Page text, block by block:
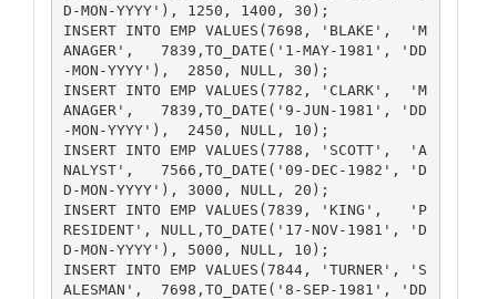
D-MON-YYYY'), 1250, 1400, 30);
INSERT INTO EMP VALUES(7698, 'BLAKE',  'M
ANAGER',   7839,TO_DATE('1-MAY-1981', 'DD
-MON-YYYY'),  2850, NULL, 30);
INSERT INTO EMP VALUES(7782, 'CLARK',  'M
ANAGER',   7839,TO_DATE('9-JUN-1981', 'DD
-MON-YYYY'),  2450, NULL, 10);
INSERT INTO EMP VALUES(7788, 'SCOTT',  'A
NALYST',   7566,TO_DATE('09-DEC-1982', 'D
D-MON-YYYY'), 3000, NULL, 20);
INSERT INTO EMP VALUES(7839, 'KING',   'P
RESIDENT', NULL,TO_DATE('17-NOV-1981', 'D
D-MON-YYYY'), 5000, NULL, 10);
INSERT INTO EMP VALUES(7844, 'TURNER', 'S
ALESMAN',  7698,TO_DATE('8-SEP-1981', 'DD